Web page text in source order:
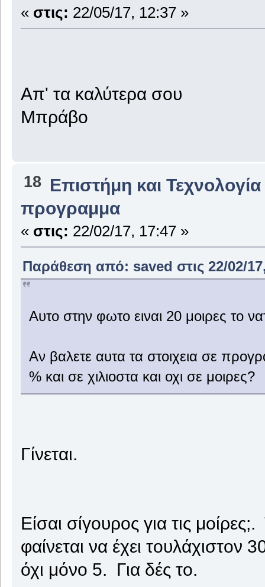
« στις: 22/05/17, 12:37 »
Απ' τα καλύτερα σου
Μπράβο
18 Επιστήμη και Τεχνολογία
προγραμμα
« στις: 22/02/17, 17:47 »
Παράθεση από: saved στις 22/02/
Αυτο στην φωτο ειναι 20 μοιρες το
Αν βαλετε αυτα τα στοιχεια σε
% και σε χιλιοστα και οχι σε μοιρες?
Γίνεται.
Είσαι σίγουρος για τις
φαίνεται να έχει τουλάχιστον
όχι μόνο 5. Για δές το.